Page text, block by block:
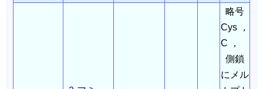
略号
Cys ，
C ，
側鎖
にメル